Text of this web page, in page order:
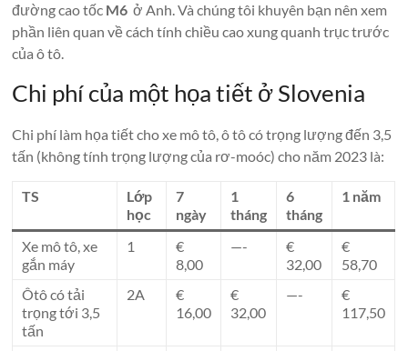
đường cao tốc M6 ở Anh. Và chúng tôi khuyên bạn nên xem
phần liên quan về cách tính chiều cao xung quanh trục trước
của ô tô.
Chi phí của một họa tiết ở Slovenia
Chi phí làm họa tiết cho xe mô tô, ô tô có trọng lượng đến 3,5
tấn (không tính trọng lượng của rơ-moóc) cho năm 2023 là:
TS
Lớp
học
7
ngày
1
tháng
6
tháng
1 năm
Xe mô tô, xe
gắn máy
1
€
8,00
—-
€
32,00
€
58,70
Ôtô có tải
trọng tới 3,5
tấn
2A
€
16,00
€
32,00
—-
€
117,50